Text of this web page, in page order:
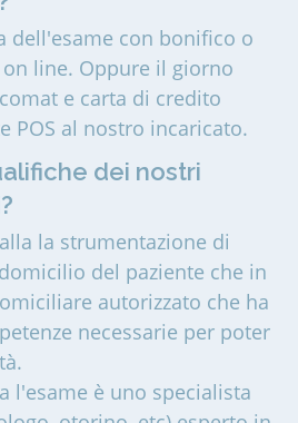
dell'esame con bonifico o
line. Oppure il giorno
e carta di credito
POS al nostro incaricato.
dei nostri
la strumentazione di
del paziente che in
autorizzato che ha
necessarie per poter
l'esame è uno specialista